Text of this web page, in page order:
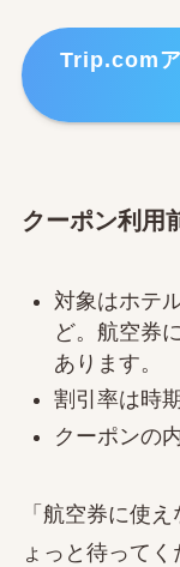
Trip.comア
クーポン利用
対象はホテ
ど。航空券
あります。
割引率は時
クーポンの
「航空券に使
ょっと待って